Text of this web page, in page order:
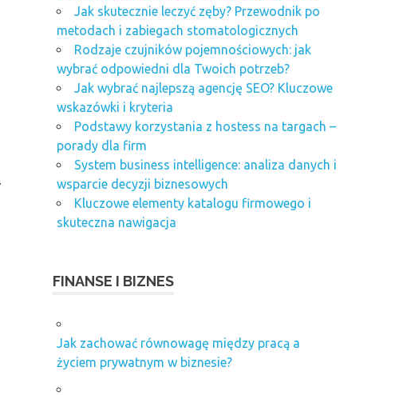
Jak skutecznie leczyć zęby? Przewodnik po
metodach i zabiegach stomatologicznych
Rodzaje czujników pojemnościowych: jak
wybrać odpowiedni dla Twoich potrzeb?
Jak wybrać najlepszą agencję SEO? Kluczowe
wskazówki i kryteria
Podstawy korzystania z hostess na targach –
porady dla firm
System business intelligence: analiza danych i
wsparcie decyzji biznesowych
Kluczowe elementy katalogu firmowego i
skuteczna nawigacja
FINANSE I BIZNES
Jak zachować równowagę między pracą a
życiem prywatnym w biznesie?